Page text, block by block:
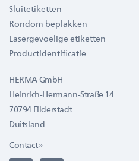
Sluitetiketten
Rondom beplakken
Lasergevoelige etiketten
Productidentificatie
HERMA GmbH
Heinrich-Hermann-Straße 14
70794 Filderstadt
Duitsland
Contact »